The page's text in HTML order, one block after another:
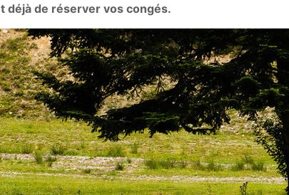
de réserver vos congés.